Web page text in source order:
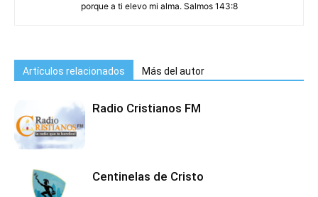
porque a ti elevo mi alma. Salmos 143:8
Artículos relacionados Más del autor
Radio Cristianos FM
Centinelas de Cristo